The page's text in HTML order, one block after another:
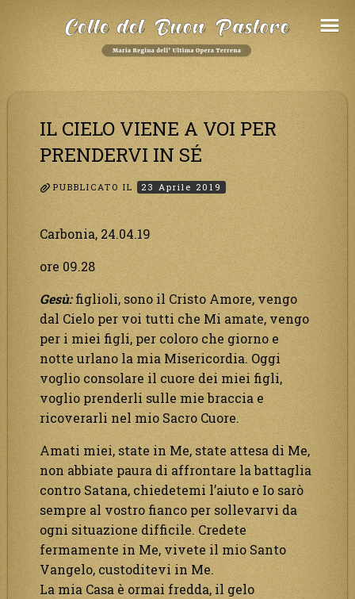
IL CIELO VIENE A VOI PER
PRENDERVI IN SÉ
PUBBLICATO IL 23 Aprile 2019
Carbonia, 24.04.19
ore 09.28
Gesù:figlioli, sono il Cristo Amore, vengo
dal Cielo per voi tutti che Mi amate, vengo
per i miei figli, per coloro che giorno e
notte urlano la mia Misericordia. Oggi
voglio consolare il cuore dei miei figli,
voglio prenderli sulle mie braccia e
ricoverarli nel mio Sacro Cuore.
Amati miei, state in Me, state attesa di Me,
non abbiate paura di affrontare la battaglia
contro Satana, chiedetemi l’aiuto e Io sarò
sempre al vostro fianco per sollevarvi da
ogni situazione difficile. Credete
fermamente in Me, vivete il mio Santo
Vangelo, custoditevi in Me.
La mia Casa è ormai fredda, il gelo